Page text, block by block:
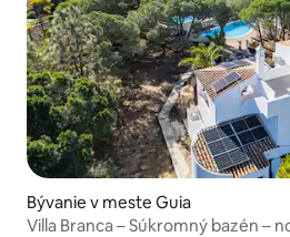
Bývanie v meste Guia
Villa Branca – Súkromný bazén –